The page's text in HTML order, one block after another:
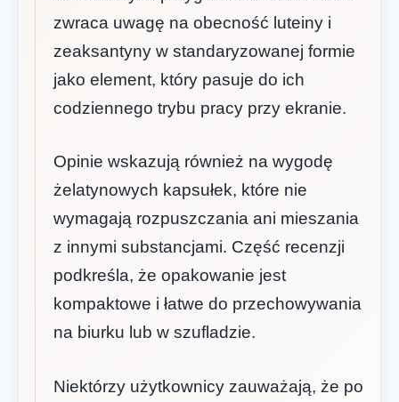
zwraca uwagę na obecność luteiny i
zeaksantyny w standaryzowanej formie
jako element, który pasuje do ich
codziennego trybu pracy przy ekranie.
Opinie wskazują również na wygodę
żelatynowych kapsułek, które nie
wymagają rozpuszczania ani mieszania
z innymi substancjami. Część recenzji
podkreśla, że opakowanie jest
kompaktowe i łatwe do przechowywania
na biurku lub w szufladzie.
Niektórzy użytkownicy zauważają, że po